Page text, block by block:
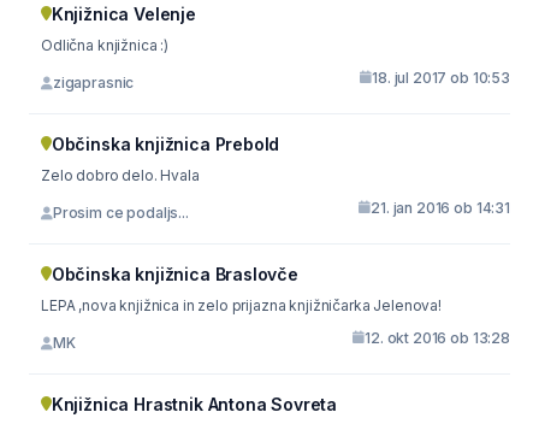
Knjižnica Velenje
Odlična knjižnica :)
zigaprasnic 18. jul 2017 ob 10:53
Občinska knjižnica Prebold
Zelo dobro delo. Hvala
Prosim ce podaljs... 21. jan 2016 ob 14:31
Občinska knjižnica Braslovče
LEPA ,nova knjižnica in zelo prijazna knjižničarka Jelenova!
MK 12. okt 2016 ob 13:28
Knjižnica Hrastnik Antona Sovreta